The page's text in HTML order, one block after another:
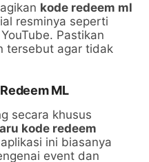
kode redeem ml
resminya seperti
Pastikan
tersebut agar tidak
ML
secara khusus
kode redeem
ini biasanya
event dan